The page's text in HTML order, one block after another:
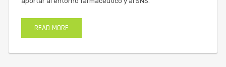
READ MORE